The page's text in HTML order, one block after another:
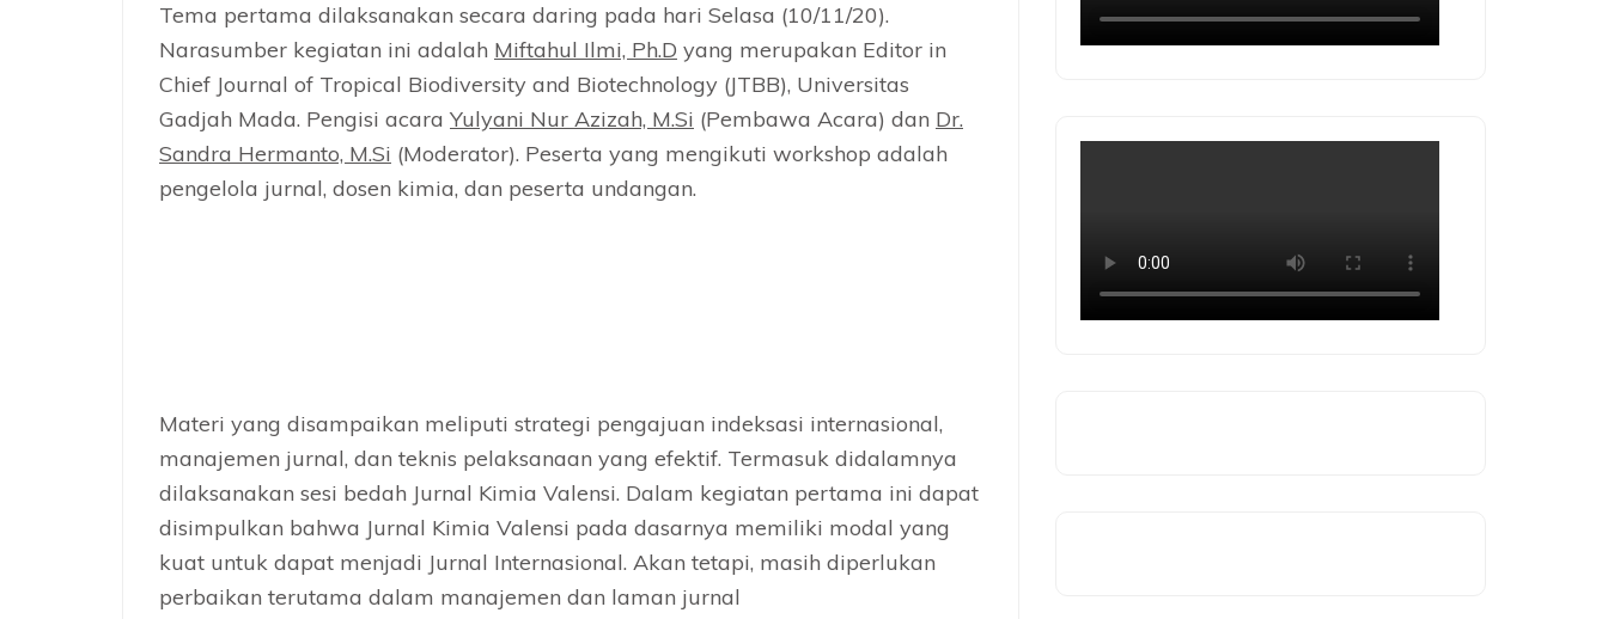
Tema pertama dilaksanakan secara daring pada hari Selasa (10/11/20).
Narasumber kegiatan ini adalah Miftahul Ilmi, Ph.D yang merupakan Editor in
Chief Journal of Tropical Biodiversity and Biotechnology (JTBB), Universitas
Gadjah Mada. Pengisi acara Yulyani Nur Azizah, M.Si (Pembawa Acara) dan Dr.
Sandra Hermanto, M.Si (Moderator). Peserta yang mengikuti workshop adalah
pengelola jurnal, dosen kimia, dan peserta undangan.
Materi yang disampaikan meliputi strategi pengajuan indeksasi internasional,
manajemen jurnal, dan teknis pelaksanaan yang efektif. Termasuk didalamnya
dilaksanakan sesi bedah Jurnal Kimia Valensi. Dalam kegiatan pertama ini dapat
disimpulkan bahwa Jurnal Kimia Valensi pada dasarnya memiliki modal yang
kuat untuk dapat menjadi Jurnal Internasional. Akan tetapi, masih diperlukan
perbaikan terutama dalam manajemen dan laman jurnal